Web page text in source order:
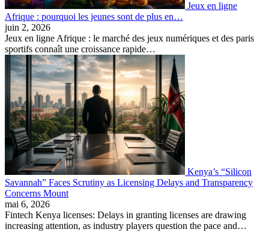
Jeux en ligne
Afrique : pourquoi les jeunes sont de plus en…
juin 2, 2026
Jeux en ligne Afrique : le marché des jeux numériques et des paris
sportifs connaît une croissance rapide…
Kenya’s “Silicon
Savannah” Faces Scrutiny as Licensing Delays and Transparency
Concerns Mount
mai 6, 2026
Fintech Kenya licenses: Delays in granting licenses are drawing
increasing attention, as industry players question the pace and…